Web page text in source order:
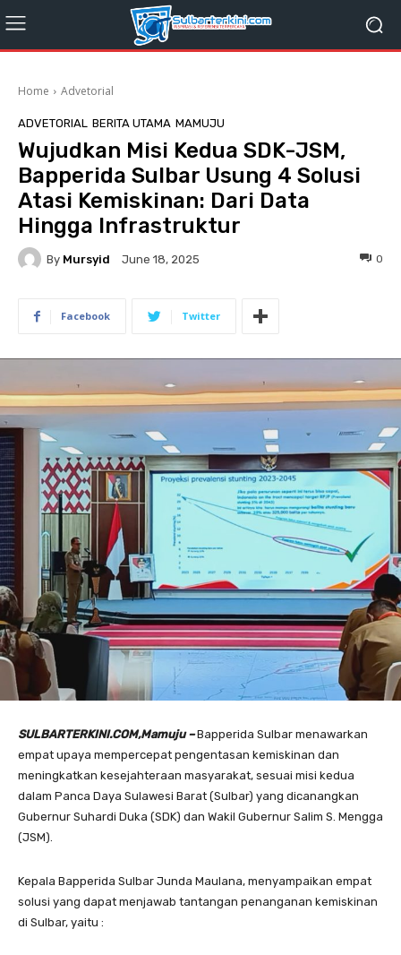
Home Advetorial
ADVETORIAL BERITA UTAMA MAMUJU
Wujudkan Misi Kedua SDK-JSM,
Bapperida Sulbar Usung 4 Solusi
Atasi Kemiskinan: Dari Data
Hingga Infrastruktur
By Mursyid June 18, 2025 0
Facebook Twitter
SULBARTERKINI.COM,Mamuju – Bapperida Sulbar menawarkan
empat upaya mempercepat pengentasan kemiskinan dan
meningkatkan kesejahteraan masyarakat, sesuai misi kedua
dalam Panca Daya Sulawesi Barat (Sulbar) yang dicanangkan
Gubernur Suhardi Duka (SDK) dan Wakil Gubernur Salim S. Mengga
(JSM).
Kepala Bapperida Sulbar Junda Maulana, menyampaikan empat
solusi yang dapat menjawab tantangan penanganan kemiskinan
di Sulbar, yaitu :